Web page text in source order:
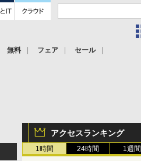
無料 フェア セール
アクセスランキング
1時間 24時間 1週間